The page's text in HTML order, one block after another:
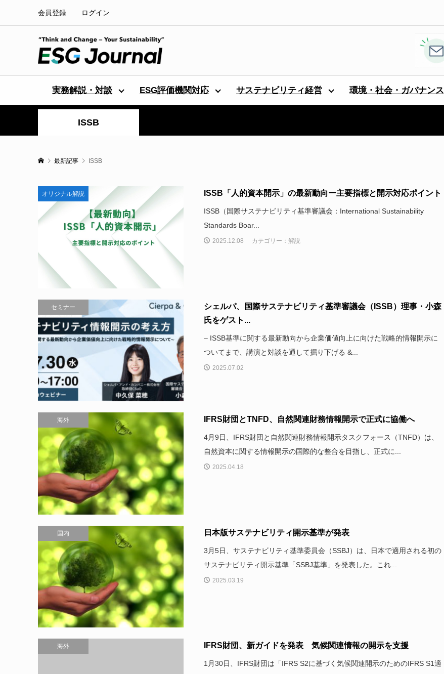
会員登録 ログイン
実務解説・対談 ESG評価機関対応 サステナビリティ経営 環境・社会・ガバナンス
ISSB
最新記事 ISSB
オリジナル解説 ISSB「人的資本開示」の最新動向ー主要指標と開示対応ポイント
ISSB（国際サステナビリティ基準審議会：International Sustainability
Standards Boar...
2025.12.08 カテゴリー：解説
セミナー
シェルパ、国際サステナビリティ基準審議会（ISSB）理事・小森
氏をゲスト...
– ISSB基準に関する最新動向から企業価値向上に向けた戦略的情報開示に
ついてまで、講演と対談を通して掘り下げる &...
2025.07.02
海外 IFRS財団とTNFD、自然関連財務情報開示で正式に協働へ
4月9日、IFRS財団と自然関連財務情報開示タスクフォース（TNFD）は、
自然資本に関する情報開示の国際的な整合を目指し、正式に...
2025.04.18
国内 日本版サステナビリティ開示基準が発表
3月5日、サステナビリティ基準委員会（SSBJ）は、日本で適用される初の
サステナビリティ開示基準「SSBJ基準」を発表した。これ...
2025.03.19
海外 IFRS財団、新ガイドを発表 気候関連情報の開示を支援
1月30日、IFRS財団は「IFRS S2に基づく気候関連開示のためのIFRS S1適